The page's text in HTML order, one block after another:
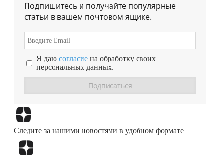
Подпишитесь и получайте популярные
статьи в вашем почтовом ящике.
Я даю согласие на обработку своих
персональных данных.
Следите за нашими новостями в удобном формате